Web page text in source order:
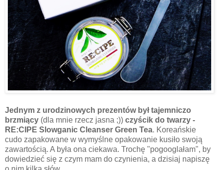
Jednym z urodzinowych prezentów był tajemniczo
brzmiący (dla mnie rzecz jasna ;)) czyścik do twarzy -
RE:CIPE Slowganic Cleanser Green Tea. Koreańskie
cudo zapakowane w wymyślne opakowanie kusiło swoją
zawartością. A była ona ciekawa. Trochę "pogooglałam", by
dowiedzieć się z czym mam do czynienia, a dzisiaj napiszę